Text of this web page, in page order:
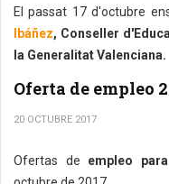
El passat 17 d'octubre
Ibáñez, Conseller
la Generalitat Valenciana.
Oferta de empleo
20 OCTUBRE 2017
Ofertas de empleo